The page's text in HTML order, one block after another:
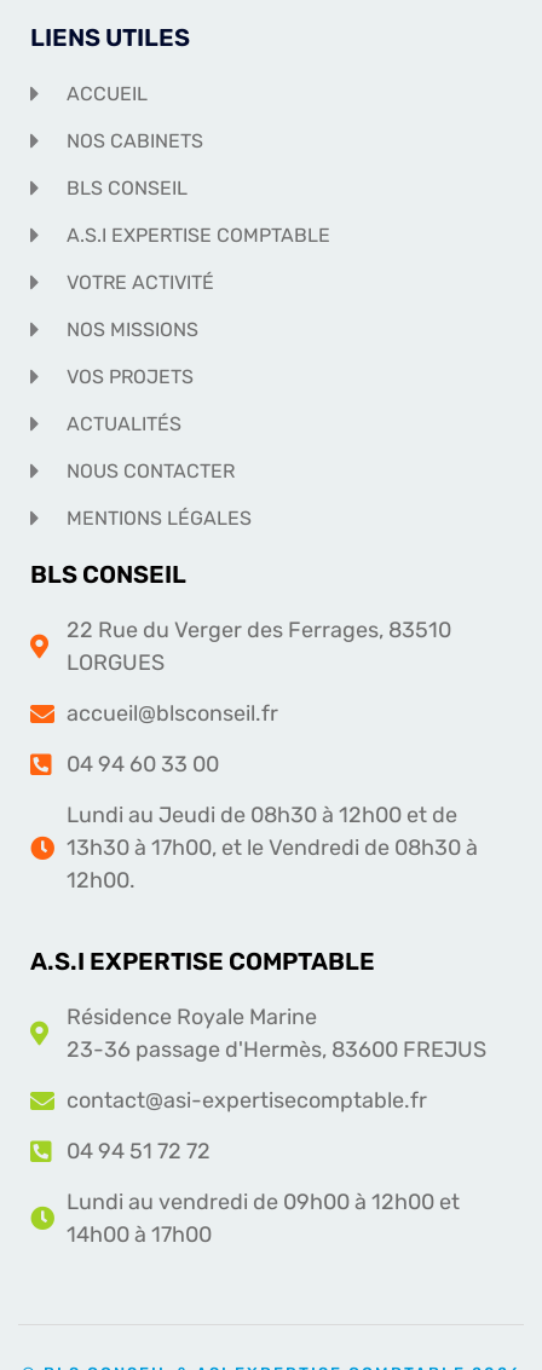
LIENS UTILES
ACCUEIL
NOS CABINETS
BLS CONSEIL
A.S.I EXPERTISE COMPTABLE
VOTRE ACTIVITÉ
NOS MISSIONS
VOS PROJETS
ACTUALITÉS
NOUS CONTACTER
MENTIONS LÉGALES
BLS CONSEIL
22 Rue du Verger des Ferrages, 83510
LORGUES
accueil@blsconseil.fr
04 94 60 33 00
Lundi au Jeudi de 08h30 à 12h00 et de
13h30 à 17h00, et le Vendredi de 08h30 à
12h00.
A.S.I EXPERTISE COMPTABLE
Résidence Royale Marine
23-36 passage d'Hermès, 83600 FREJUS
contact@asi-expertisecomptable.fr
04 94 51 72 72
Lundi au vendredi de 09h00 à 12h00 et
14h00 à 17h00